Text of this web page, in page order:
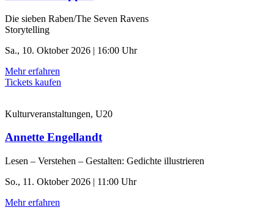
Die sieben Raben/The Seven Ravens
Storytelling
Sa., 10. Oktober 2026 | 16:00 Uhr
Mehr erfahren
Tickets kaufen
Kulturveranstaltungen, U20
Annette Engellandt
Lesen – Verstehen – Gestalten: Gedichte illustrieren
So., 11. Oktober 2026 | 11:00 Uhr
Mehr erfahren